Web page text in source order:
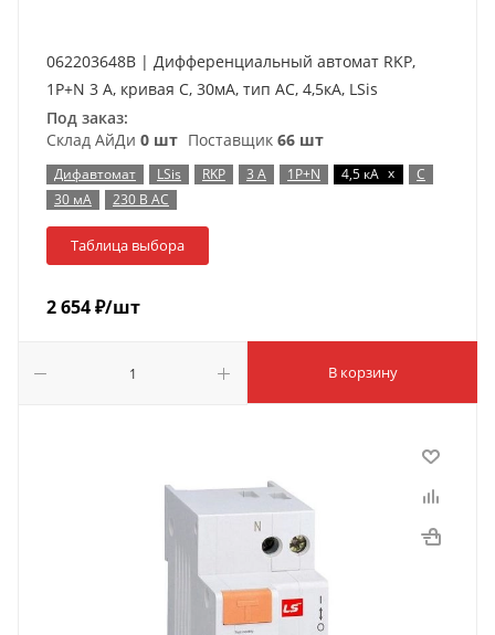
062203648B | Дифференциальный автомат RKP,
1P+N 3 A, кривая C, 30мА, тип AC, 4,5кА, LSis
Под заказ:
Склад АйДи 0 шт Поставщик 66 шт
Дифавтомат LSis RKP 3 А 1P+N 4,5 кА x
C
30 мА
230 В AC
Таблица выбора
2 654₽/шт
В корзину